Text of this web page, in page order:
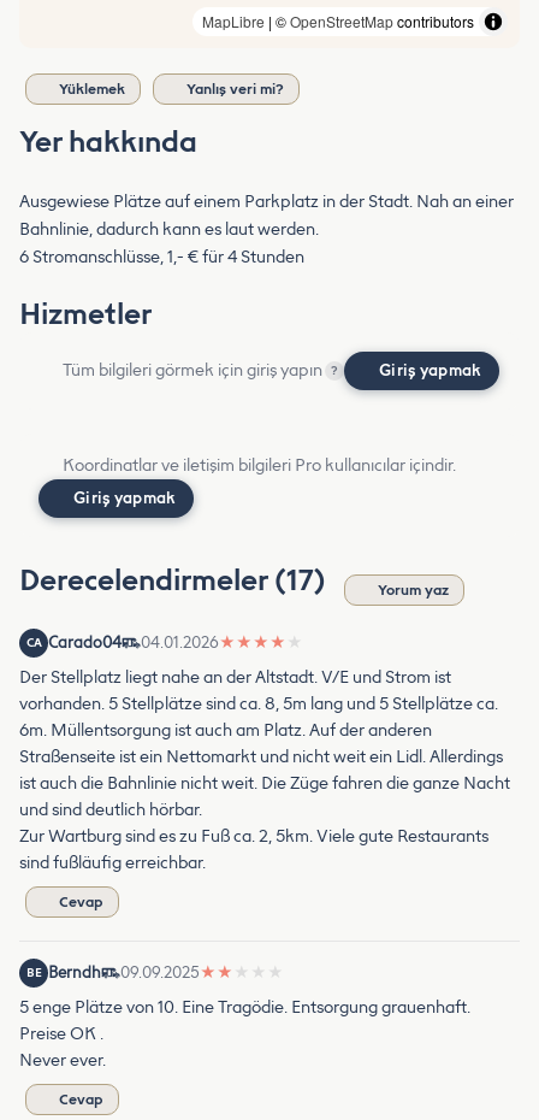
MapLibre | ©OpenStreetMapcontributors
Yüklemek Yanlış veri mi?
Yer hakkında
Ausgewiese Plätze auf einem Parkplatz in der Stadt. Nah an einer
Bahnlinie, dadurch kann es laut werden.
6 Stromanschlüsse, 1,- € für 4 Stunden
Hizmetler
Tüm bilgileri görmek için giriş yapın ? Giriş yapmak
Koordinatlar ve iletişim bilgileri Pro kullanıcılar içindir.
Giriş yapmak
Derecelendirmeler (17) Yorum yaz
CA Carado04 04.01.2026★ ★ ★ ★ ★
Der Stellplatz liegt nahe an der Altstadt. V/E und Strom ist
vorhanden. 5 Stellplätze sind ca. 8, 5m lang und 5 Stellplätze ca.
6m. Müllentsorgung ist auch am Platz. Auf der anderen
Straßenseite ist ein Nettomarkt und nicht weit ein Lidl. Allerdings
ist auch die Bahnlinie nicht weit. Die Züge fahren die ganze Nacht
und sind deutlich hörbar.
Zur Wartburg sind es zu Fuß ca. 2, 5km. Viele gute Restaurants
sind fußläufig erreichbar.
Cevap
BE Berndh 09.09.2025★ ★ ★ ★ ★
5 enge Plätze von 10. Eine Tragödie. Entsorgung grauenhaft.
Preise OK .
Never ever.
Cevap